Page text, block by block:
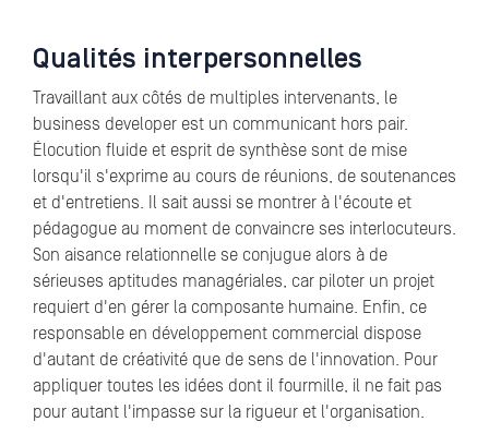
Qualités interpersonnelles
Travaillant aux côtés de multiples intervenants, le
business developer est un communicant hors pair.
Élocution fluide et esprit de synthèse sont de mise
lorsqu'il s'exprime au cours de réunions, de soutenances
et d'entretiens. Il sait aussi se montrer à l'écoute et
pédagogue au moment de convaincre ses interlocuteurs.
Son aisance relationnelle se conjugue alors à de
sérieuses aptitudes managériales, car piloter un projet
requiert d'en gérer la composante humaine. Enfin, ce
responsable en développement commercial dispose
d'autant de créativité que de sens de l'innovation. Pour
appliquer toutes les idées dont il fourmille, il ne fait pas
pour autant l'impasse sur la rigueur et l'organisation.